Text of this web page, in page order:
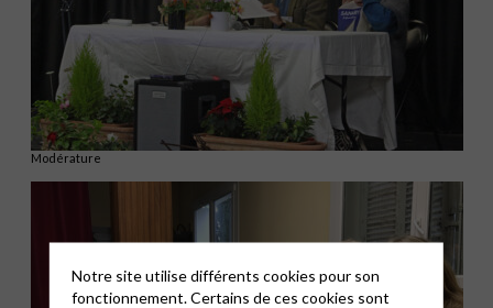
Modérature
Notre site utilise différents cookies pour son
fonctionnement. Certains de ces cookies sont